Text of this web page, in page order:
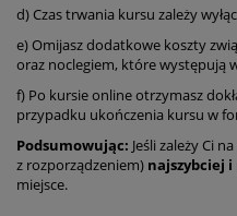
d) Czas trwania kursu zależy
e) Omijasz dodatkowe koszty
oraz noclegiem, które występują
f) Po kursie online otrzymasz
przypadku ukończenia kursu w
Podsumowując: Jeśli zależy Ci
z rozporządzeniem) najszybciej
miejsce.